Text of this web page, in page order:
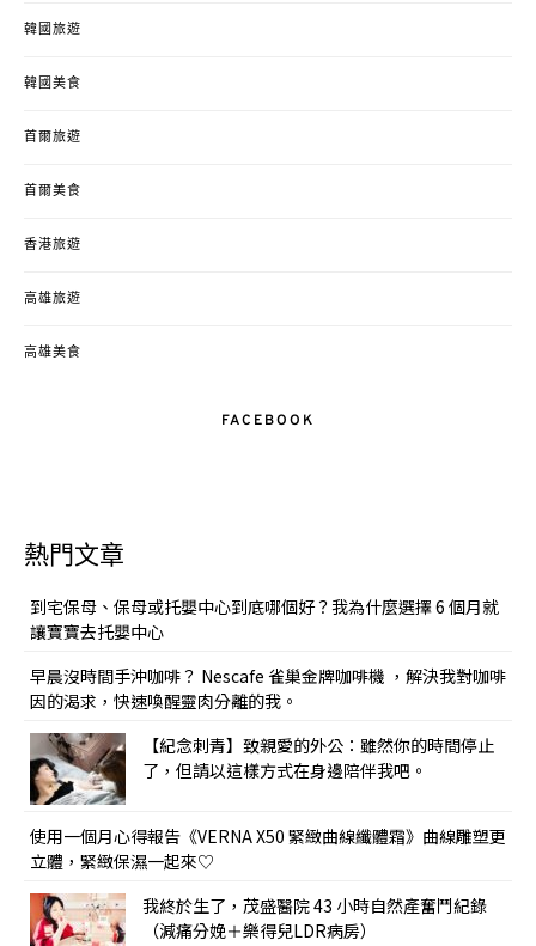
韓國旅遊
韓國美食
首爾旅遊
首爾美食
香港旅遊
高雄旅遊
高雄美食
FACEBOOK
熱門文章
到宅保母、保母或托嬰中心到底哪個好？我為什麼選擇 6 個月就
讓寶寶去托嬰中心
早晨沒時間手沖咖啡？ Nescafe 雀巢金牌咖啡機 ，解決我對咖啡
因的渴求，快速喚醒靈肉分離的我。
【紀念刺青】致親愛的外公：雖然你的時間停止
了，但請以這樣方式在身邊陪伴我吧。
使用一個月心得報告《VERNA X50 緊緻曲線纖體霜》曲線雕塑更
立體，緊緻保濕一起來♡
我終於生了，茂盛醫院 43 小時自然產奮鬥紀錄
（減痛分娩＋樂得兒LDR病房）